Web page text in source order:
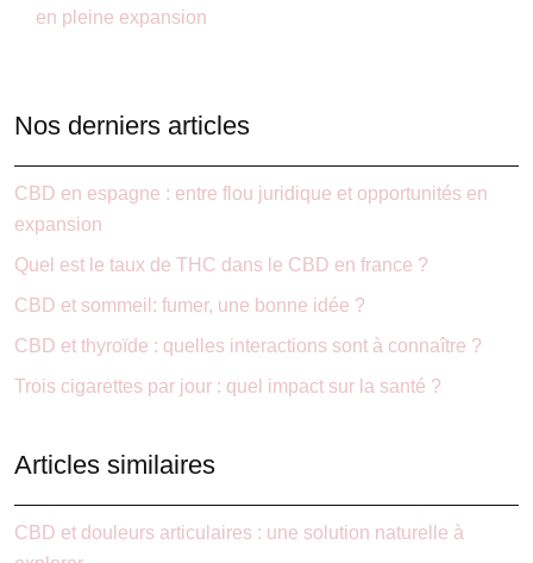
en pleine expansion
Nos derniers articles
CBD en espagne : entre flou juridique et opportunités en
expansion
Quel est le taux de THC dans le CBD en france ?
CBD et sommeil: fumer, une bonne idée ?
CBD et thyroïde : quelles interactions sont à connaître ?
Trois cigarettes par jour : quel impact sur la santé ?
Articles similaires
CBD et douleurs articulaires : une solution naturelle à